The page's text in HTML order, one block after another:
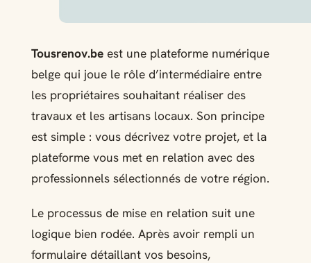
Tousrenov.beest une plateforme numérique
belge qui joue le rôle d’intermédiaire entre
les propriétaires souhaitant réaliser des
travaux et les artisans locaux. Son principe
est simple : vous décrivez votre projet, et la
plateforme vous met en relation avec des
professionnels sélectionnés de votre région.
Le processus de mise en relation suit une
logique bien rodée. Après avoir rempli un
formulaire détaillant vos besoins,